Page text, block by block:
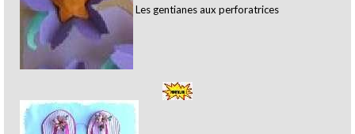
Les gentianes aux perforatrices